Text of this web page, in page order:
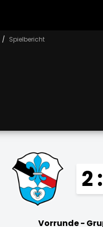
Spielbericht
2
Vorrunde -